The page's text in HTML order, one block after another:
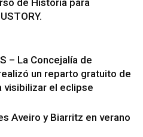
– La Concejalía de
un reparto gratuito de
visibilizar el eclipse
Aveiro y Biarritz en verano